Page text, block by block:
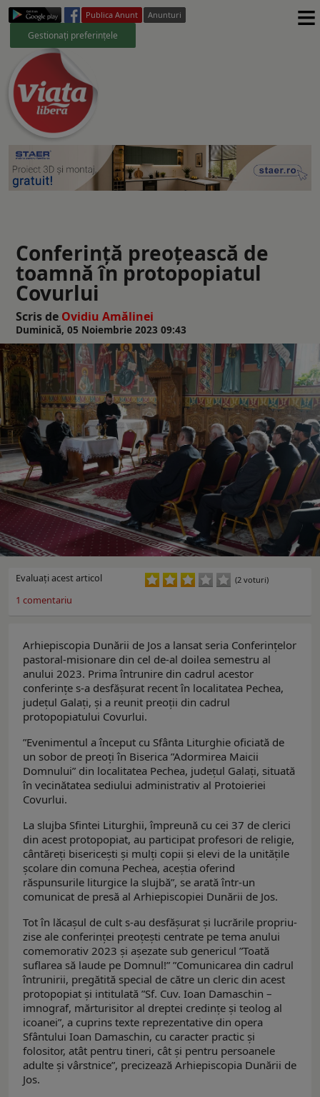
Publica Anunt Anunturi
Gestionați preferințele ≡
Conferință preoțească de
toamnă în protopopiatul
Covurlui
Scris de Ovidiu Amălinei
Duminică, 05 Noiembrie 2023 09:43
Evaluaţi acest articol (2 voturi)
1 comentariu
Arhiepiscopia Dunării de Jos a lansat seria Conferinţelor
pastoral-misionare din cel de-al doilea semestru al
anului 2023. Prima întrunire din cadrul acestor
conferinţe s-a desfăşurat recent în localitatea Pechea,
judeţul Galaţi, şi a reunit preoţii din cadrul
protopopiatului Covurlui.
”Evenimentul a început cu Sfânta Liturghie oficiată de
un sobor de preoţi în Biserica ”Adormirea Maicii
Domnului” din localitatea Pechea, judeţul Galaţi, situată
în vecinătatea sediului administrativ al Protoieriei
Covurlui.
La slujba Sfintei Liturghii, împreună cu cei 37 de clerici
din acest protopopiat, au participat profesori de religie,
cântăreţi bisericeşti şi mulţi copii şi elevi de la unităţile
şcolare din comuna Pechea, aceştia oferind
răspunsurile liturgice la slujbă”, se arată într-un
comunicat de presă al Arhiepiscopiei Dunării de Jos.
Tot în lăcaşul de cult s-au desfăşurat şi lucrările propriu-
zise ale conferinţei preoţeşti centrate pe tema anului
comemorativ 2023 şi aşezate sub genericul ”Toată
suflarea să laude pe Domnul!” ”Comunicarea din cadrul
întrunirii, pregătită special de către un cleric din acest
protopopiat şi intitulată ”Sf. Cuv. Ioan Damaschin –
imnograf, mărturisitor al dreptei credinţe şi teolog al
icoanei”, a cuprins texte reprezentative din opera
Sfântului Ioan Damaschin, cu caracter practic şi
folositor, atât pentru tineri, cât şi pentru persoanele
adulte şi vârstnice”, precizează Arhiepiscopia Dunării de
Jos.